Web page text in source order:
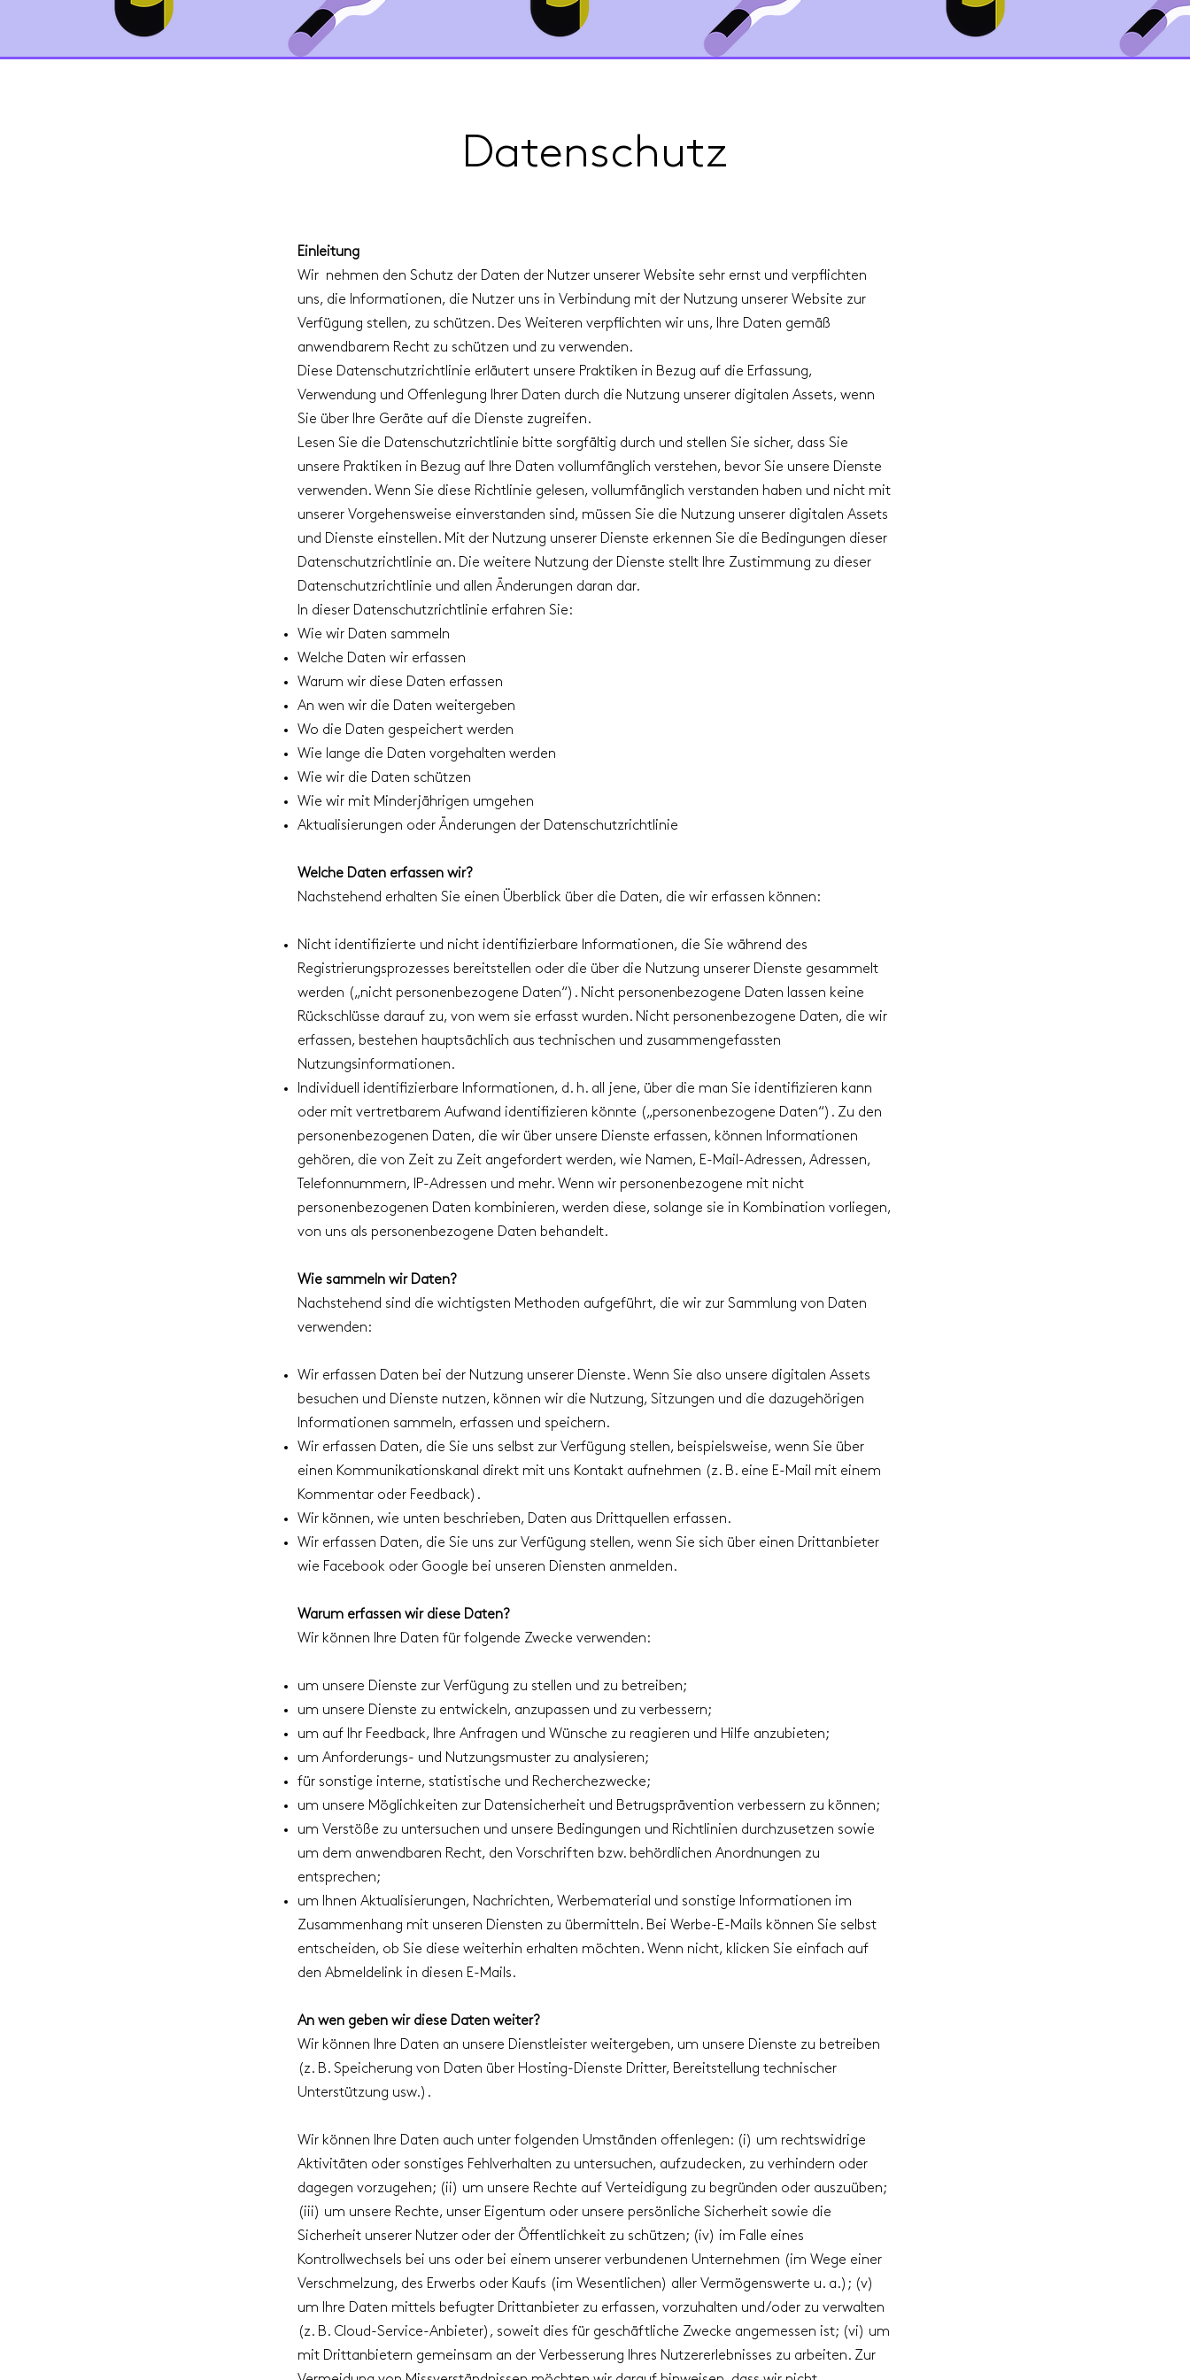
Datenschutz
Einleitung
Wir nehmen den Schutz der Daten der Nutzer unserer Website sehr ernst und verpflichten
uns, die Informationen, die Nutzer uns in Verbindung mit der Nutzung unserer Website zur
Verfügung stellen, zu schützen. Des Weiteren verpflichten wir uns, Ihre Daten gemäß
anwendbarem Recht zu schützen und zu verwenden.
Diese Datenschutzrichtlinie erläutert unsere Praktiken in Bezug auf die Erfassung,
Verwendung und Offenlegung Ihrer Daten durch die Nutzung unserer digitalen Assets, wenn
Sie über Ihre Geräte auf die Dienste zugreifen.
Lesen Sie die Datenschutzrichtlinie bitte sorgfältig durch und stellen Sie sicher, dass Sie
unsere Praktiken in Bezug auf Ihre Daten vollumfänglich verstehen, bevor Sie unsere Dienste
verwenden. Wenn Sie diese Richtlinie gelesen, vollumfänglich verstanden haben und nicht mit
unserer Vorgehensweise einverstanden sind, müssen Sie die Nutzung unserer digitalen Assets
und Dienste einstellen. Mit der Nutzung unserer Dienste erkennen Sie die Bedingungen dieser
Datenschutzrichtlinie an. Die weitere Nutzung der Dienste stellt Ihre Zustimmung zu dieser
Datenschutzrichtlinie und allen Änderungen daran dar.
In dieser Datenschutzrichtlinie erfahren Sie:
Wie wir Daten sammeln
Welche Daten wir erfassen
Warum wir diese Daten erfassen
An wen wir die Daten weitergeben
Wo die Daten gespeichert werden
Wie lange die Daten vorgehalten werden
Wie wir die Daten schützen
Wie wir mit Minderjährigen umgehen
Aktualisierungen oder Änderungen der Datenschutzrichtlinie
Welche Daten erfassen wir?
Nachstehend erhalten Sie einen Überblick über die Daten, die wir erfassen können:
Nicht identifizierte und nicht identifizierbare Informationen, die Sie während des
Registrierungsprozesses bereitstellen oder die über die Nutzung unserer Dienste gesammelt
werden („nicht personenbezogene Daten“). Nicht personenbezogene Daten lassen keine
Rückschlüsse darauf zu, von wem sie erfasst wurden. Nicht personenbezogene Daten, die wir
erfassen, bestehen hauptsächlich aus technischen und zusammengefassten
Nutzungsinformationen.
Individuell identifizierbare Informationen, d. h. all jene, über die man Sie identifizieren kann
oder mit vertretbarem Aufwand identifizieren könnte („personenbezogene Daten“). Zu den
personenbezogenen Daten, die wir über unsere Dienste erfassen, können Informationen
gehören, die von Zeit zu Zeit angefordert werden, wie Namen, E-Mail-Adressen, Adressen,
Telefonnummern, IP-Adressen und mehr. Wenn wir personenbezogene mit nicht
personenbezogenen Daten kombinieren, werden diese, solange sie in Kombination vorliegen,
von uns als personenbezogene Daten behandelt.
Wie sammeln wir Daten?
Nachstehend sind die wichtigsten Methoden aufgeführt, die wir zur Sammlung von Daten
verwenden:
Wir erfassen Daten bei der Nutzung unserer Dienste. Wenn Sie also unsere digitalen Assets
besuchen und Dienste nutzen, können wir die Nutzung, Sitzungen und die dazugehörigen
Informationen sammeln, erfassen und speichern.
Wir erfassen Daten, die Sie uns selbst zur Verfügung stellen, beispielsweise, wenn Sie über
einen Kommunikationskanal direkt mit uns Kontakt aufnehmen (z. B. eine E-Mail mit einem
Kommentar oder Feedback).
Wir können, wie unten beschrieben, Daten aus Drittquellen erfassen.
Wir erfassen Daten, die Sie uns zur Verfügung stellen, wenn Sie sich über einen Drittanbieter
wie Facebook oder Google bei unseren Diensten anmelden.
Warum erfassen wir diese Daten?
Wir können Ihre Daten für folgende Zwecke verwenden:
um unsere Dienste zur Verfügung zu stellen und zu betreiben;
um unsere Dienste zu entwickeln, anzupassen und zu verbessern;
um auf Ihr Feedback, Ihre Anfragen und Wünsche zu reagieren und Hilfe anzubieten;
um Anforderungs- und Nutzungsmuster zu analysieren;
für sonstige interne, statistische und Recherchezwecke;
um unsere Möglichkeiten zur Datensicherheit und Betrugsprävention verbessern zu können;
um Verstöße zu untersuchen und unsere Bedingungen und Richtlinien durchzusetzen sowie
um dem anwendbaren Recht, den Vorschriften bzw. behördlichen Anordnungen zu
entsprechen;
um Ihnen Aktualisierungen, Nachrichten, Werbematerial und sonstige Informationen im
Zusammenhang mit unseren Diensten zu übermitteln. Bei Werbe-E-Mails können Sie selbst
entscheiden, ob Sie diese weiterhin erhalten möchten. Wenn nicht, klicken Sie einfach auf
den Abmeldelink in diesen E-Mails.
An wen geben wir diese Daten weiter?
Wir können Ihre Daten an unsere Dienstleister weitergeben, um unsere Dienste zu betreiben
(z. B. Speicherung von Daten über Hosting-Dienste Dritter, Bereitstellung technischer
Unterstützung usw.).
Wir können Ihre Daten auch unter folgenden Umständen offenlegen: (i) um rechtswidrige
Aktivitäten oder sonstiges Fehlverhalten zu untersuchen, aufzudecken, zu verhindern oder
dagegen vorzugehen; (ii) um unsere Rechte auf Verteidigung zu begründen oder auszuüben;
(iii) um unsere Rechte, unser Eigentum oder unsere persönliche Sicherheit sowie die
Sicherheit unserer Nutzer oder der Öffentlichkeit zu schützen; (iv) im Falle eines
Kontrollwechsels bei uns oder bei einem unserer verbundenen Unternehmen (im Wege einer
Verschmelzung, des Erwerbs oder Kaufs (im Wesentlichen) aller Vermögenswerte u. a.); (v)
um Ihre Daten mittels befugter Drittanbieter zu erfassen, vorzuhalten und/oder zu verwalten
(z. B. Cloud-Service-Anbieter), soweit dies für geschäftliche Zwecke angemessen ist; (vi) um
mit Drittanbietern gemeinsam an der Verbesserung Ihres Nutzererlebnisses zu arbeiten. Zur